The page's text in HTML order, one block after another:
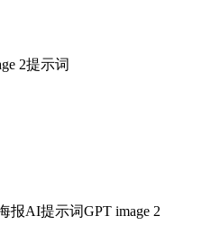
2提示词
报AI提示词GPT image 2